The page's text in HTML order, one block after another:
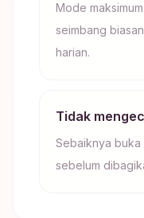
Mode
seimbang
harian.
Tidak
Sebaiknya buka
sebelum